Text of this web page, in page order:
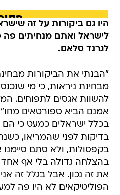
היו גם ביקורות על זה
לישראל ואתם מנחיתים פה
לגרנד סלאם.
"הבנתי את הביקורות
מבחינת ניראות, כי מי
להשוות אגסים לתפוחים.
אמנם הביא ספורטאים
בכלל ישראלים כמעט כי הם
בדיקות לפני שהמריאו,
בקפסולות, ולא סתם
בהצלחה גדולה בלי אף
את זה נכון. אבל בגלל זה
הפוליטיקאים לא היו פה